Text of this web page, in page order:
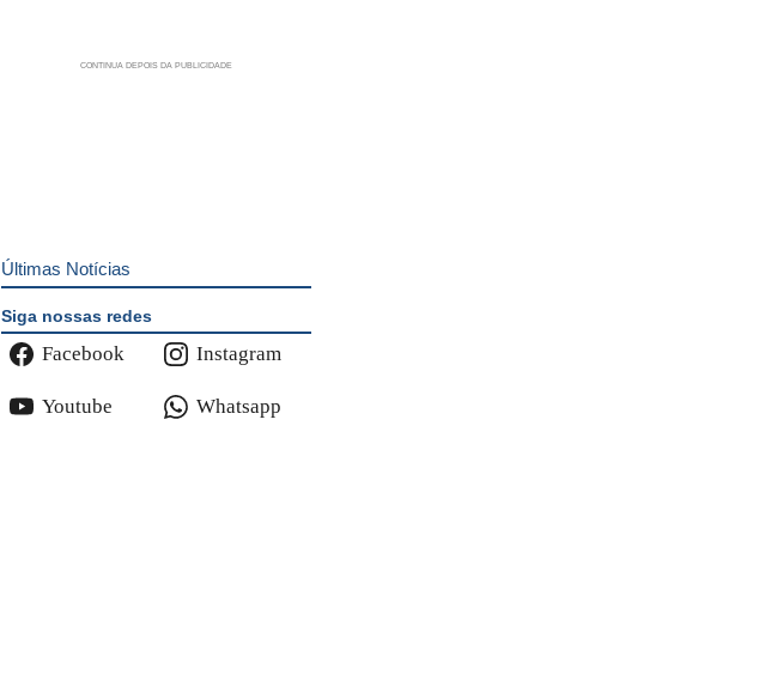
Últimas Notícias
Siga nossas redes
Facebook Instagram
Youtube Whatsapp